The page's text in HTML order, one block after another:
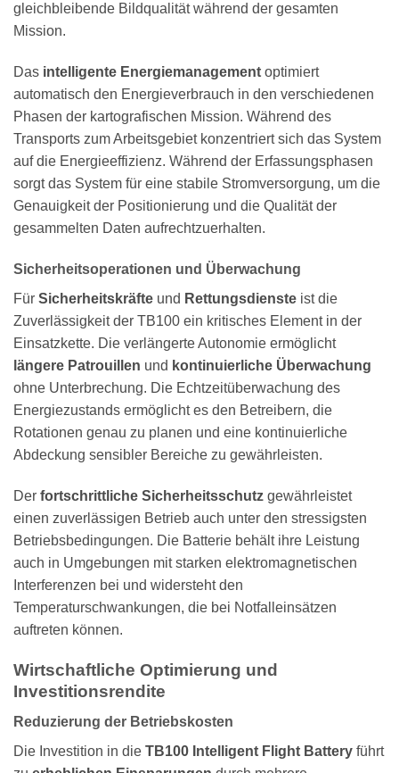
gleichbleibende Bildqualität während der gesamten
Mission.
Das intelligente Energiemanagement optimiert
automatisch den Energieverbrauch in den verschiedenen
Phasen der kartografischen Mission. Während des
Transports zum Arbeitsgebiet konzentriert sich das System
auf die Energieeffizienz. Während der Erfassungsphasen
sorgt das System für eine stabile Stromversorgung, um die
Genauigkeit der Positionierung und die Qualität der
gesammelten Daten aufrechtzuerhalten.
Sicherheitsoperationen und Überwachung
Für Sicherheitskräfte und Rettungsdienste ist die
Zuverlässigkeit der TB100 ein kritisches Element in der
Einsatzkette. Die verlängerte Autonomie ermöglicht
längere Patrouillen und kontinuierliche Überwachung
ohne Unterbrechung. Die Echtzeitüberwachung des
Energiezustands ermöglicht es den Betreibern, die
Rotationen genau zu planen und eine kontinuierliche
Abdeckung sensibler Bereiche zu gewährleisten.
Der fortschrittliche Sicherheitsschutz gewährleistet
einen zuverlässigen Betrieb auch unter den stressigsten
Betriebsbedingungen. Die Batterie behält ihre Leistung
auch in Umgebungen mit starken elektromagnetischen
Interferenzen bei und widersteht den
Temperaturschwankungen, die bei Notfalleinsätzen
auftreten können.
Wirtschaftliche Optimierung und
Investitionsrendite
Reduzierung der Betriebskosten
Die Investition in die TB100 Intelligent Flight Battery führt